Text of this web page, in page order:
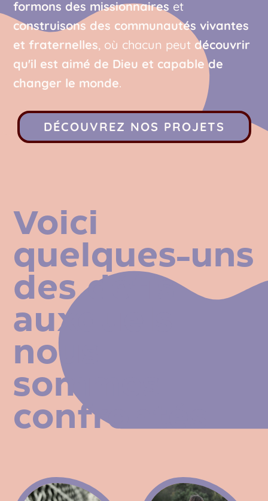
formons des missionnaires et
construisons des communautés vivantes
et fraternelles, où chacun peut découvrir
qu'il est aimé de Dieu et capable de
changer le monde.
DÉCOUVREZ NOS PROJETS
Voici
quelques-uns
des défis
auxquels
nous
sommes
confrontés